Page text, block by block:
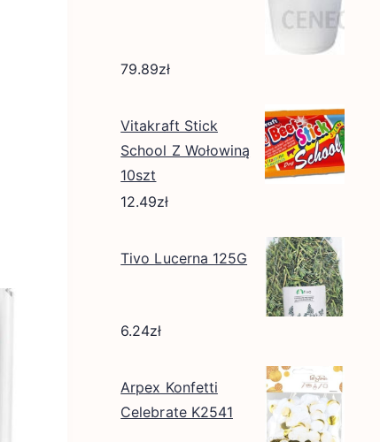
79.89zł
Vitakraft Stick
School Z Wołowiną
10szt
12.49zł
Tivo Lucerna 125G
6.24zł
Arpex Konfetti
Celebrate K2541